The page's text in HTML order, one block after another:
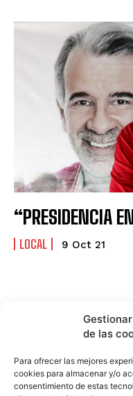
de las
Para ofrecer las mejores
cookies para almacenar y/o
consentimiento de estas
“PRESIDENCIA
LOCAL 9 Oct 21